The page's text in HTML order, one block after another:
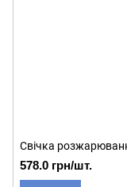
Свічка
578.0 грн/шт.